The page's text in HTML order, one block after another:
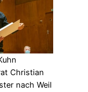
Christian
nach Weil